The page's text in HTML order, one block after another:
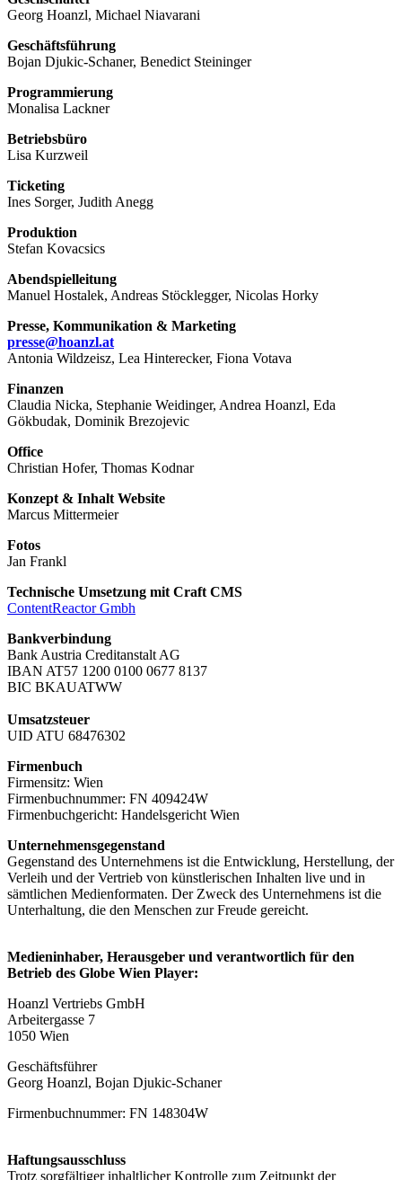
Georg Hoanzl, Michael Niavarani
Geschäftsführung
Bojan Djukic-Schaner, Benedict Steininger
Programmierung
Monalisa Lackner
Betriebsbüro
Lisa Kurzweil
Ticketing
Ines Sorger, Judith Anegg
Produktion
Stefan Kovacsics
Abendspielleitung
Manuel Hostalek, Andreas Stöcklegger, Nicolas Horky
Presse, Kommunikation & Marketing
presse@hoanzl.at
Antonia Wildzeisz, Lea Hinterecker, Fiona Votava
Finanzen
Claudia Nicka, Stephanie Weidinger, Andrea Hoanzl, Eda
Gökbudak, Dominik Brezojevic
Office
Christian Hofer, Thomas Kodnar
Konzept & Inhalt Website
Marcus Mittermeier
Fotos
Jan Frankl
Technische Umsetzung mit Craft CMS
ContentReactor Gmbh
Bankverbindung
Bank Austria Creditanstalt AG
IBAN AT57 1200 0100 0677 8137
BIC BKAUATWW
Umsatzsteuer
UID ATU 68476302
Firmenbuch
Firmensitz: Wien
Firmenbuchnummer: FN 409424W
Firmenbuchgericht: Handelsgericht Wien
Unternehmensgegenstand
Gegenstand des Unternehmens ist die Entwicklung, Herstellung, der
Verleih und der Vertrieb von künstlerischen Inhalten live und in
sämtlichen Medienformaten. Der Zweck des Unternehmens ist die
Unterhaltung, die den Menschen zur Freude gereicht.
Medieninhaber, Herausgeber und verantwortlich für den
Betrieb des Globe Wien Player:
Hoanzl Vertriebs GmbH
Arbeitergasse 7
1050 Wien
Geschäftsführer
Georg Hoanzl, Bojan Djukic-Schaner
Firmenbuchnummer: FN 148304W
Haftungsausschluss
Trotz sorgfältiger inhaltlicher Kontrolle zum Zeitpunkt der